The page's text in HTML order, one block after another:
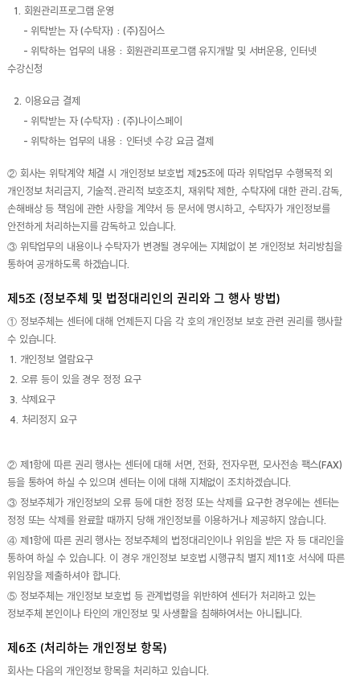
1. 회원관리프로그램 운영
- 위탁받는 자 (수탁자) : (주)짐어스
- 위탁하는 업무의 내용 : 회원관리프로그램 유지개발 및 서버운용, 인터넷
수강신청
2. 이용요금 결제
- 위탁받는 자 (수탁자) : (주)나이스페이
- 위탁하는 업무의 내용 : 인터넷 수강 요금 결제
② 회사는 위탁계약 체결 시 개인정보 보호법 제25조에 따라 위탁업무 수행목적 외
개인정보 처리금지, 기술적․관리적 보호조치, 재위탁 제한, 수탁자에 대한 관리․감독,
손해배상 등 책임에 관한 사항을 계약서 등 문서에 명시하고, 수탁자가 개인정보를
안전하게 처리하는지를 감독하고 있습니다.
③ 위탁업무의 내용이나 수탁자가 변경될 경우에는 지체없이 본 개인정보 처리방침을
통하여 공개하도록 하겠습니다.
제5조 (정보주체 및 법정대리인의 권리와 그 행사 방법)
① 정보주체는 센터에 대해 언제든지 다음 각 호의 개인정보 보호 관련 권리를 행사할
수 있습니다.
1. 개인정보 열람요구
2. 오류 등이 있을 경우 정정 요구
3. 삭제요구
4. 처리정지 요구
② 제1항에 따른 권리 행사는 센터에 대해 서면, 전화, 전자우편, 모사전송 팩스(FAX)
등을 통하여 하실 수 있으며 센터는 이에 대해 지체없이 조치하겠습니다.
③ 정보주체가 개인정보의 오류 등에 대한 정정 또는 삭제를 요구한 경우에는 센터는
정정 또는 삭제를 완료할 때까지 당해 개인정보를 이용하거나 제공하지 않습니다.
④ 제1항에 따른 권리 행사는 정보주체의 법정대리인이나 위임을 받은 자 등 대리인을
통하여 하실 수 있습니다. 이 경우 개인정보 보호법 시행규칙 별지 제11호 서식에 따른
위임장을 제출하셔야 합니다.
⑤ 정보주체는 개인정보 보호법 등 관계법령을 위반하여 센터가 처리하고 있는
정보주체 본인이나 타인의 개인정보 및 사생활을 침해하여서는 아니됩니다.
제6조 (처리하는 개인정보 항목)
회사는 다음의 개인정보 항목을 처리하고 있습니다.